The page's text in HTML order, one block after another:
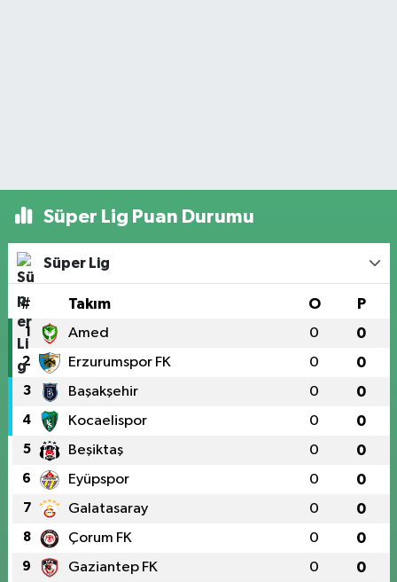
Süper Lig Puan Durumu
Süper Lig
# Takım O P
1 Amed 0 0
2 Erzurumspor FK 0 0
3 Başakşehir 0 0
4 Kocaelispor 0 0
5 Beşiktaş 0 0
6 Eyüpspor 0 0
7 Galatasaray 0 0
8 Çorum FK 0 0
9 Gaziantep FK 0 0